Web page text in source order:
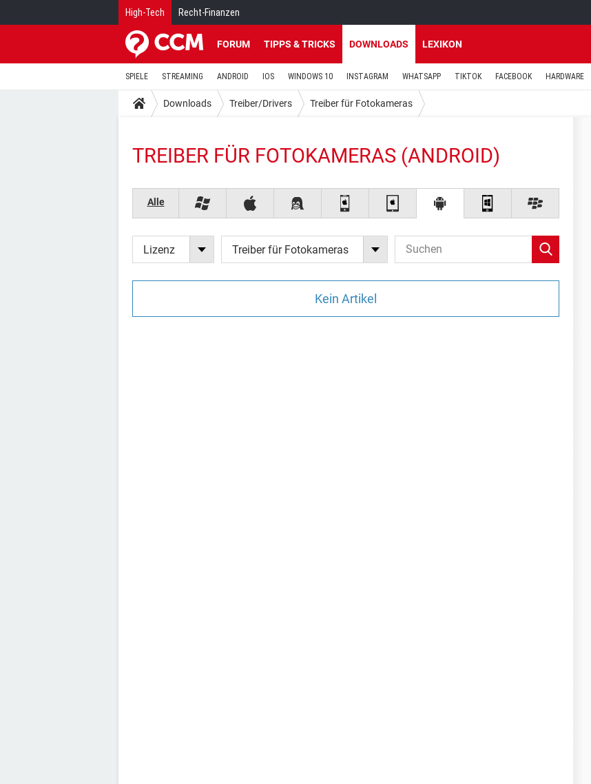
High-Tech Recht-Finanzen
FORUM TIPPS & TRICKS DOWNLOADS LEXIKON
SPIELE STREAMING ANDROID IOS WINDOWS 10 INSTAGRAM WHATSAPP TIKTOK FACEBOOK HARDWARE
Downloads Treiber/Drivers Treiber für Fotokameras
TREIBER FÜR FOTOKAMERAS (ANDROID)
Alle
Lizenz Treiber für Fotokameras
Kein Artikel